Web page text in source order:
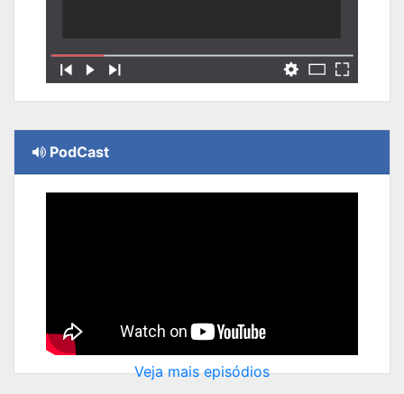
PodCast
Veja mais episódios